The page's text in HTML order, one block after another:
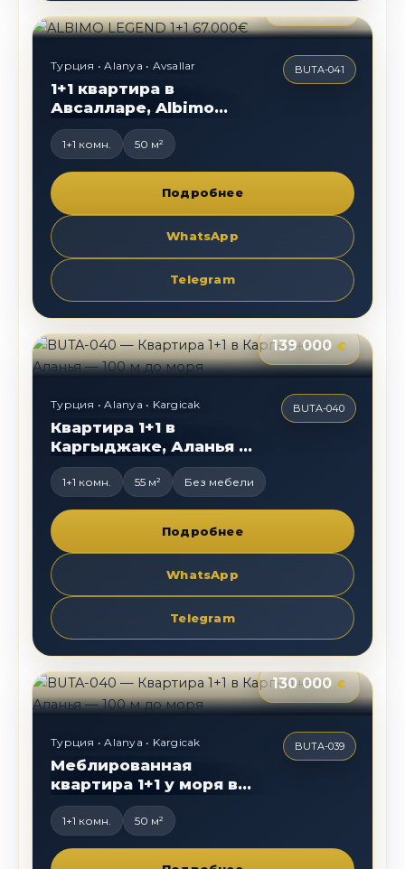
67 000
Турция • Alanya • Avsallar
1+1 квартира в
Авсалларе, Albimo
Legend
BUTA-041
1+1 комн. 50 м²
Подробнее
WhatsApp
Telegram
139 000 €
Турция • Alanya • Kargicak
Квартира 1+1 в
Каргыджаке, Аланья —
100 м до моря
BUTA-040
1+1 комн. 55 м² Без мебели
Подробнее
WhatsApp
Telegram
130 000 €
Турция • Alanya • Kargicak
Меблированная
квартира 1+1 у моря в
Каргыджаке | Алания
BUTA-039
1+1 комн. 50 м²